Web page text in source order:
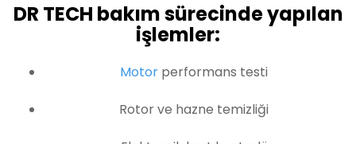
DR TECH bakım sürecinde yapılan
işlemler:
Motor performans testi
Rotor ve hazne temizliği